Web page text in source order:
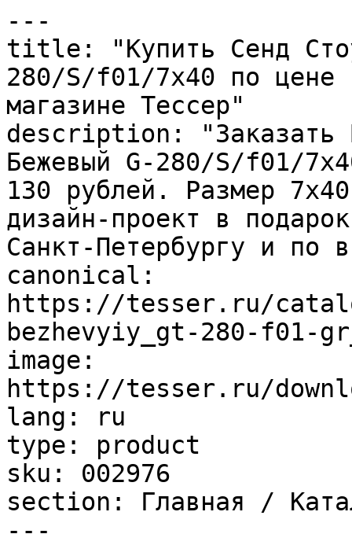
---
title: "Купить Сенд
280/S/f01/7x40 по цене
магазине Тессер"
description: "Заказать
Бежевый G-280/S/f01/
130 рублей. Размер
дизайн-проект в
Санкт-Петербургу и по
canonical:
https://tesser.ru/
bezhevyiy_gt-280-f01-
image:
https://tesser.ru/
lang: ru
type: product
sku: 002976
section: Главная /
---